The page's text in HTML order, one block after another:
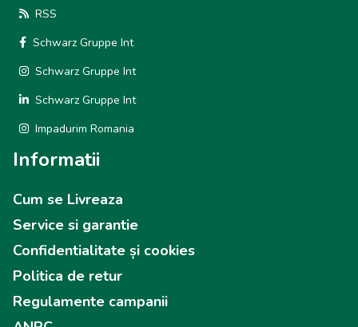
RSS
Schwarz Gruppe Int
Schwarz Gruppe Int
Schwarz Gruppe Int
Impadurim Romania
Informatii
Cum se Livreaza
Service si garantie
Confidentialitate și cookies
Politica de retur
Regulamente campanii